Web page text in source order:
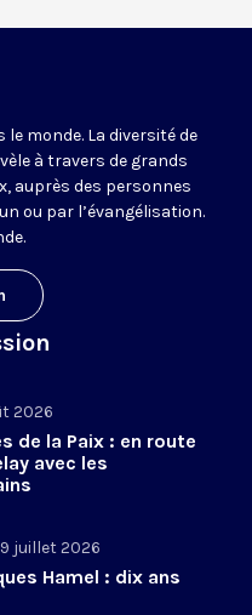
monde. La diversité de
à travers de grands
auprès des personnes
ou par l’évangélisation.
2026
de la Paix : en route
avec les
juillet 2026
Hamel : dix ans